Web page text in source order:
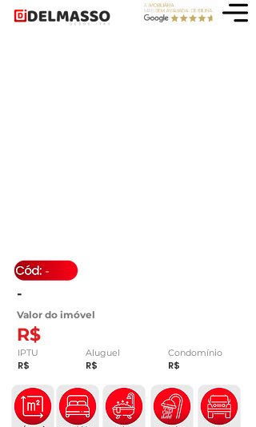
-
Valor do imóvel
R$
-
IPTU
R$
Aluguel Condomínio
R$ R$